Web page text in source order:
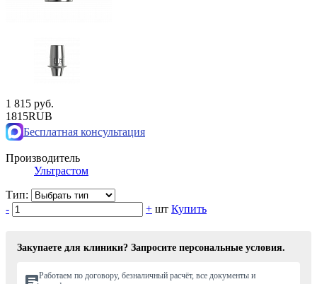
1 815 руб.
1815RUB
Бесплатная консультация
Производитель
Ультрастом
Тип:
-
+ шт Купить
Закупаете для клиники? Запросите персональные условия.
Работаем по договору, безналичный расчёт, все документы и